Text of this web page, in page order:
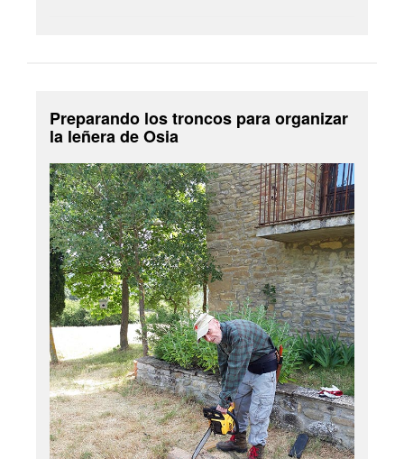
Preparando los troncos para organizar
la leñera de Osia